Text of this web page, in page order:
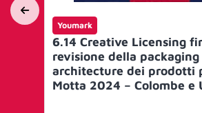
Youmark
6.14 Creative Licensing
revisione della packaging
architecture dei prodotti
Motta 2024 – Colombe e